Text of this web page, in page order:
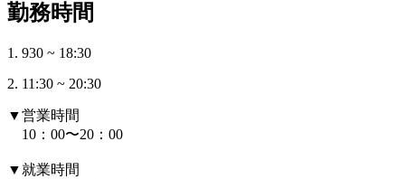
勤務時間
1. 930 ~ 18:30
2. 11:30 ~ 20:30
▼営業時間
10：00〜20：00
▼就業時間